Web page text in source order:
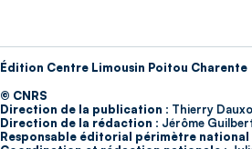
Édition Centre Limousin Poitou Charente
© CNRS
Direction de la publication : Thierry
Direction de la rédaction : Jérôme
Responsable éditorial périmètre national